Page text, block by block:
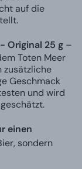
auf die
Original 25 g –
Toten Meer
zusätzliche
Geschmack
und wird
einen
sondern